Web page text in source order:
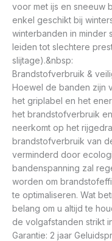
voor met ijs en sneeuw
enkel geschikt bij
winterbanden in minder
leiden tot slechtere
slijtage).&nbsp:
Brandstofverbruik &
Hoewel de banden zijn
het griplabel en het
het brandstofverbruik
neerkomt op het
brandstofverbruik van
verminderd door
bandenspanning zal
worden om
te optimaliseren. Wat
belang om u altijd te
de volgafstanden strikt
Garantie: 2 jaar